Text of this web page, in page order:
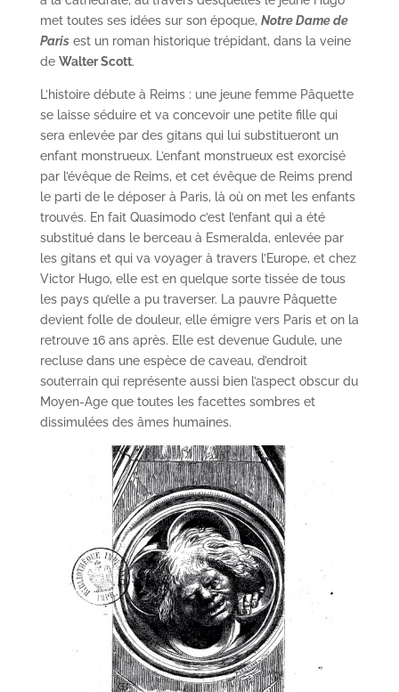
met toutes ses idées sur son époque, Notre Dame de
Parisest un roman historique trépidant, dans la veine
de Walter Scott.
L’histoire débute à Reims : une jeune femme Pâquette
se laisse séduire et va concevoir une petite fille qui
sera enlevée par des gitans qui lui substitueront un
enfant monstrueux. L’enfant monstrueux est exorcisé
par l’évêque de Reims, et cet évêque de Reims prend
le parti de le déposer à Paris, là où on met les enfants
trouvés. En fait Quasimodo c’est l’enfant qui a été
substitué dans le berceau à Esmeralda, enlevée par
les gitans et qui va voyager à travers l’Europe, et chez
Victor Hugo, elle est en quelque sorte tissée de tous
les pays qu’elle a pu traverser. La pauvre Pâquette
devient folle de douleur, elle émigre vers Paris et on la
retrouve 16 ans après. Elle est devenue Gudule, une
recluse dans une espèce de caveau, d’endroit
souterrain qui représente aussi bien l’aspect obscur du
Moyen-Age que toutes les facettes sombres et
dissimulées des âmes humaines.